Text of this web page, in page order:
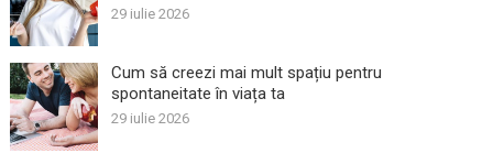
29 iulie 2026
Cum să creezi mai mult spațiu pentru
spontaneitate în viața ta
29 iulie 2026